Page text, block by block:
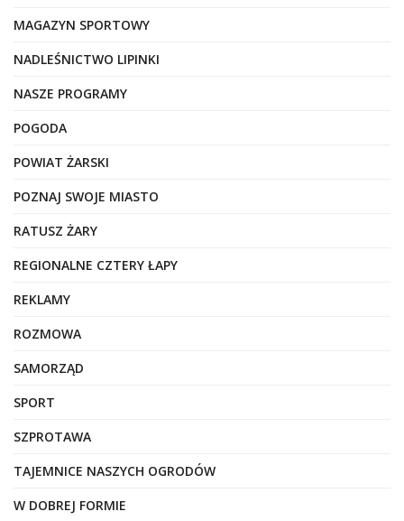
MAGAZYN SPORTOWY
NADLEŚNICTWO LIPINKI
NASZE PROGRAMY
POGODA
POWIAT ŻARSKI
POZNAJ SWOJE MIASTO
RATUSZ ŻARY
REGIONALNE CZTERY ŁAPY
REKLAMY
ROZMOWA
SAMORZĄD
SPORT
SZPROTAWA
TAJEMNICE NASZYCH OGRODÓW
W DOBREJ FORMIE